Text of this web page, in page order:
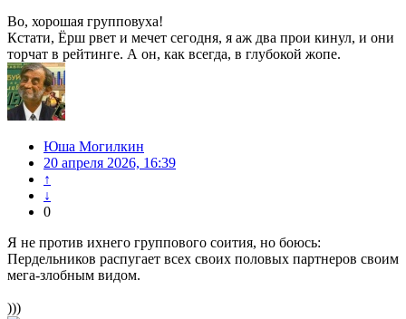
Во, хорошая групповуха!
Кстати, Ёрш рвет и мечет сегодня, я аж два прои кинул, и они
торчат в рейтинге. А он, как всегда, в глубокой жопе.
Юша Могилкин
20 апреля 2026, 16:39
↑
↓
0
Я не против ихнего группового соития, но боюсь:
Пердельников распугает всех своих половых партнеров своим
мега-злобным видом.
)))